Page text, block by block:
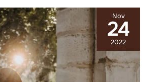
Nov
24
2022